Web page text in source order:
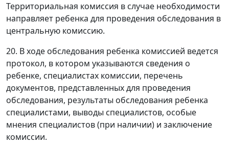
Территориальная комиссия в случае необходимости
направляет ребенка для проведения обследования в
центральную комиссию.
20. В ходе обследования ребенка комиссией ведется
протокол, в котором указываются сведения о
ребенке, специалистах комиссии, перечень
документов, представленных для проведения
обследования, результаты обследования ребенка
специалистами, выводы специалистов, особые
мнения специалистов (при наличии) и заключение
комиссии.